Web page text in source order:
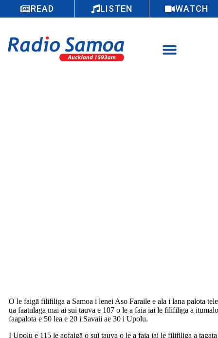
READ LISTEN WATCH
O le faigā filifiliga a Samoa i lenei Aso Faraile e ala i lana palota tele
ua faatulaga mai ai sui tauva e 187 o le a faia iai le filifiliga a itumalo
faapalota e 50 lea e 20 i Savaii ae 30 i Upolu.
I Upolu e 115 le aofaigā o sui tauva o le a faia iai le filifiliga a tagata